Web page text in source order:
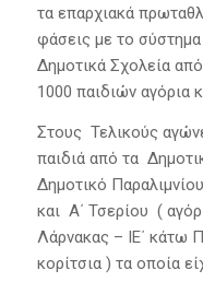
τα επαρχιακά
φάσεις με το
Δημοτικά Σχολεία
1000 παιδιών αγόρια
Στους Τελικούς
παιδιά από τα
Δημοτικό
και Α΄ Τσερίου (
Λάρνακας – ΙΕ΄ κάτω
κορίτσια ) τα οποία